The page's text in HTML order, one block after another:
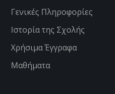
Γενικές Πληροφορίες
Ιστορία της Σχολής
Χρήσιμα Έγγραφα
Μαθήματα